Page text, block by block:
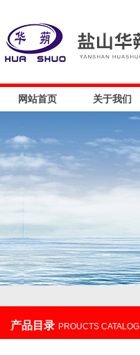
网站首页 关于我们
产品目录 PROUCTS CATALOG